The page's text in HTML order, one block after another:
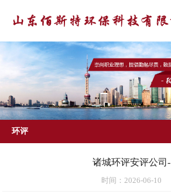
环评
诸城环评安评公司-
时间：2026-06-10